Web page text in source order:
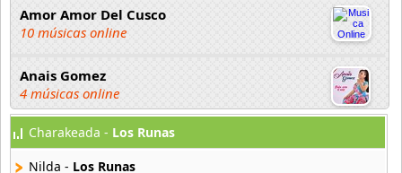
Amor Amor Del Cusco
10 músicas online
Anais Gomez
4 músicas online
Anayd de los Andes
9 músicas online
Charakeada - Los Runas
Nilda - Los Runas